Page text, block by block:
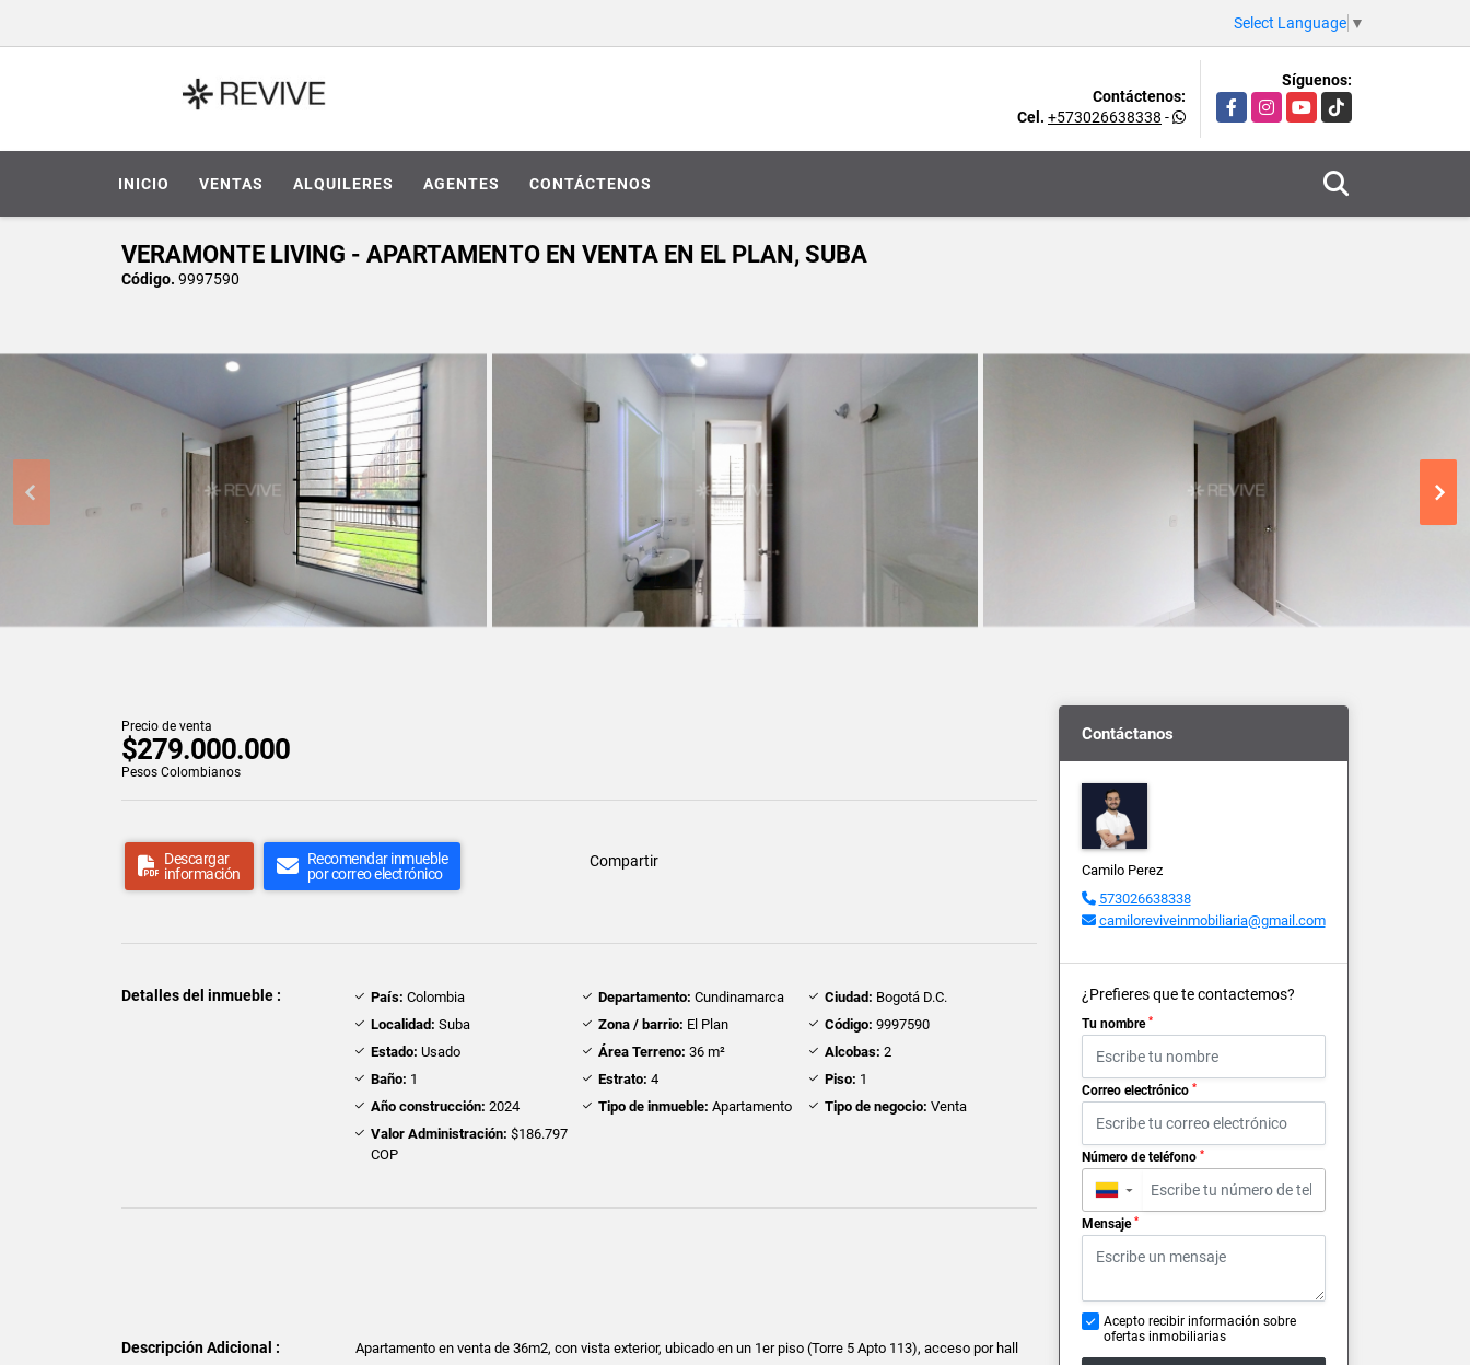
Select Language ▼
Contáctenos:
Cel. +573026638338 -
Síguenos:
FacebookInstagramYouTubeTikTok
INICIO VENTAS ALQUILERES AGENTES CONTÁCTENOS
VERAMONTE LIVING - APARTAMENTO EN VENTA EN EL PLAN, SUBA
Código. 9997590
Precio de venta
$279.000.000
Pesos Colombianos
Descargar
información
Recomendar inmueble
por correo electrónico
Compartir
Detalles del inmueble : País: Colombia Departamento: Cundinamarca Ciudad: Bogotá D.C.
Localidad: Suba Zona / barrio: El Plan Código: 9997590
Estado: Usado Área Terreno: 36 m² Alcobas: 2
Baño: 1 Estrato: 4 Piso: 1
Año construcción: 2024 Tipo de inmueble: Apartamento Tipo de negocio: Venta
Valor Administración: $186.797
COP
Descripción Adicional :
Apartamento en venta de 36m2, con vista exterior, ubicado en un 1er piso (Torre 5 Apto 113), acceso por hall
Contáctanos
Camilo Perez
573026638338
camiloreviveinmobiliaria@gmail.com
¿Prefieres que te contactemos?
Tu nombre *
Correo electrónico *
Número de teléfono *
▼
Mensaje *
Acepto recibir información sobre
ofertas inmobiliarias